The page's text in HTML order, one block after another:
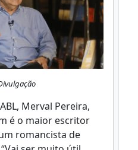
Merval Pereira,
é o maior escritor
romancista de